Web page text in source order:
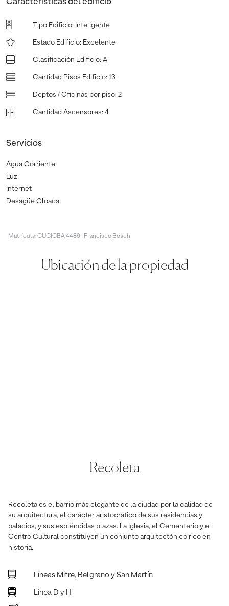
Características del edificio
Tipo Edificio: Inteligente
Estado Edificio: Excelente
Clasificación Edificio: A
Cantidad Pisos Edificio: 13
Deptos / Oficinas por piso: 2
Cantidad Ascensores: 4
Servicios
Agua Corriente
Luz
Internet
Desagüe Cloacal
Matrícula: CUCICBA 4489 | Francisco Bosch
Ubicación de la propiedad
Recoleta
Recoleta es el barrio más elegante de la ciudad por la calidad de
su arquitectura, el carácter aristocrático de sus residencias y
palacios, y sus espléndidas plazas. La Iglesia, el Cementerio y el
Centro Cultural constituyen un conjunto arquitectónico rico en
historia.
Líneas Mitre, Belgrano y San Martín
Línea D y H